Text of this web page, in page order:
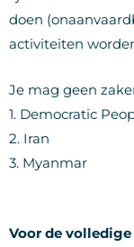
doen
activiteiten
Je mag geen
1. Democratic
2. Iran
3. Myanmar
Voor de